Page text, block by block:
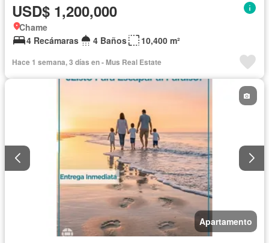
USD$ 1,200,000
Chame
4 Recámaras
4 Baños 10,400 m²
Hace 1 semana, 3 días en - Mus Real Estate
Apartamento